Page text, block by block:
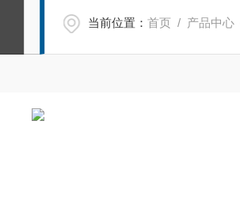
当前位置：首页 / 产品中心